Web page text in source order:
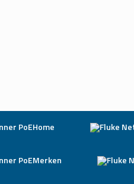
Home
Merken